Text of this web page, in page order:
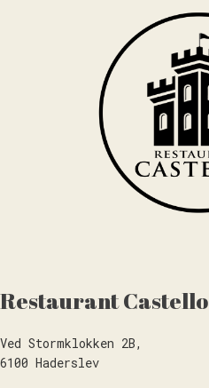
Restaurant Castello
Ved Stormklokken 2B,
6100 Haderslev